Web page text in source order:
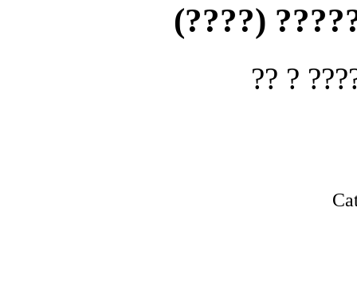
?
? ????